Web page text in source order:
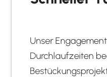
Unser
Durchlaufzeiten